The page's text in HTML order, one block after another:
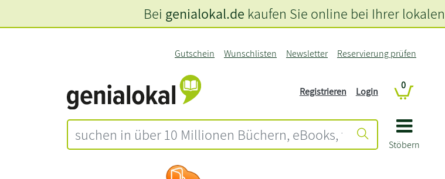
Stöbern
Gutschein Wunschlisten Newsletter Reservierung prüfen
Registrieren Login
0
Bei genialokal.de kaufen Sie online bei Ihrer lokalen